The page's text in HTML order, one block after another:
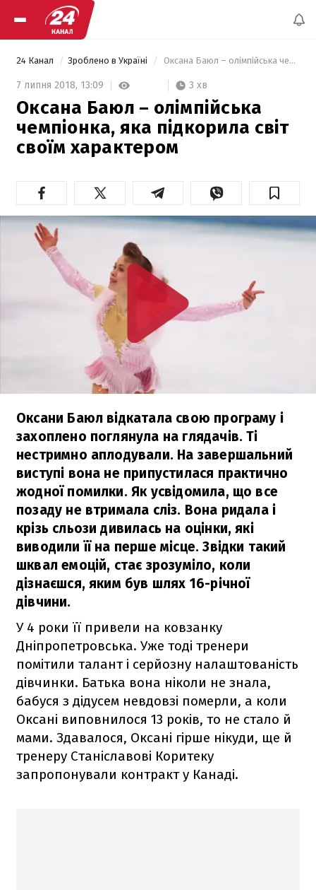
24 Канал Зроблено в Україні Оксана Баюл – олімпійська чемпіонка, яка підкорила світ своїм характером
7 липня 2018, 13:09 3 хв
Оксана Баюл – олімпійська
чемпіонка, яка підкорила світ
своїм характером
Оксани Баюл відкатала свою програму і
захоплено поглянула на глядачів. Ті
нестримно аплодували. На завершальний
виступі вона не припустилася практично
жодної помилки. Як усвідомила, що все
позаду не втримала сліз. Вона ридала і
крізь сльози дивилась на оцінки, які
виводили її на перше місце. Звідки такий
шквал емоцій, стає зрозуміло, коли
дізнаєшся, яким був шлях 16-річної
дівчини.
У 4 роки її привели на ковзанку
Дніпропетровська. Уже тоді тренери
помітили талант і серйозну налаштованість
дівчинки. Батька вона ніколи не знала,
бабуся з дідусем невдовзі померли, а коли
Оксані виповнилося 13 років, то не стало й
мами. Здавалося, Оксані гірше нікуди, ще й
тренеру Станіславові Коритеку
запропонували контракт у Канаді.